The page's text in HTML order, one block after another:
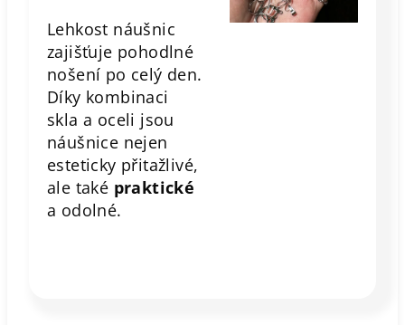
Lehkost náušnic
zajišťuje pohodlné
nošení po celý den.
Díky kombinaci
skla a oceli jsou
náušnice nejen
esteticky přitažlivé,
ale také praktické
a odolné.